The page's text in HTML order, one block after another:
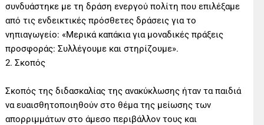
συνδυάστηκε με τη δράση ενεργού πολίτη που επιλέξαμε
από τις ενδεικτικές πρόσθετες δράσεις για το
νηπιαγωγείο: «Μερικά καπάκια για μοναδικές πράξεις
προσφοράς: Συλλέγουμε και στηρίζουμε».
2. Σκοπός
Σκοπός της διδασκαλίας της ανακύκλωσης ήταν τα παιδιά
να ευαισθητοποιηθούν στο θέμα της μείωσης των
απορριμμάτων στο άμεσο περιβάλλον τους και